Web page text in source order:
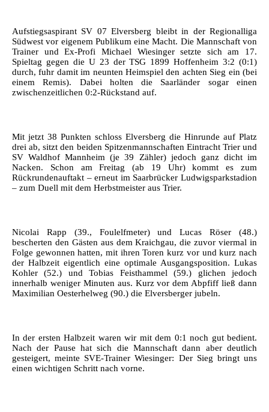
Aufstiegsaspirant SV 07 Elversberg bleibt in der Regionalliga
Südwest vor eigenem Publikum eine Macht. Die Mannschaft von
Trainer und Ex-Profi Michael Wiesinger setzte sich am 17.
Spieltag gegen die U 23 der TSG 1899 Hoffenheim 3:2 (0:1)
durch, fuhr damit im neunten Heimspiel den achten Sieg ein (bei
einem Remis). Dabei holten die Saarländer sogar einen
zwischenzeitlichen 0:2-Rückstand auf.
Mit jetzt 38 Punkten schloss Elversberg die Hinrunde auf Platz
drei ab, sitzt den beiden Spitzenmannschaften Eintracht Trier und
SV Waldhof Mannheim (je 39 Zähler) jedoch ganz dicht im
Nacken. Schon am Freitag (ab 19 Uhr) kommt es zum
Rückrundenauftakt – erneut im Saarbrücker Ludwigsparkstadion
– zum Duell mit dem Herbstmeister aus Trier.
Nicolai Rapp (39., Foulelfmeter) und Lucas Röser (48.)
bescherten den Gästen aus dem Kraichgau, die zuvor viermal in
Folge gewonnen hatten, mit ihren Toren kurz vor und kurz nach
der Halbzeit eigentlich eine optimale Ausgangsposition. Lukas
Kohler (52.) und Tobias Feisthammel (59.) glichen jedoch
innerhalb weniger Minuten aus. Kurz vor dem Abpfiff ließ dann
Maximilian Oesterhelweg (90.) die Elversberger jubeln.
In der ersten Halbzeit waren wir mit dem 0:1 noch gut bedient.
Nach der Pause hat sich die Mannschaft dann aber deutlich
gesteigert, meinte SVE-Trainer Wiesinger: Der Sieg bringt uns
einen wichtigen Schritt nach vorne.